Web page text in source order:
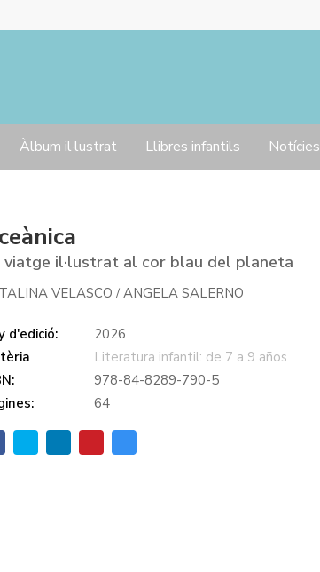
Àlbum il·lustrat Llibres infantils Notícies
viatge il·lustrat al cor blau del planeta
VELASCO/ANGELA SALERNO
d'edició:
2026
Literatura infantil: de 7 a 9 años
978-84-8289-790-5
64